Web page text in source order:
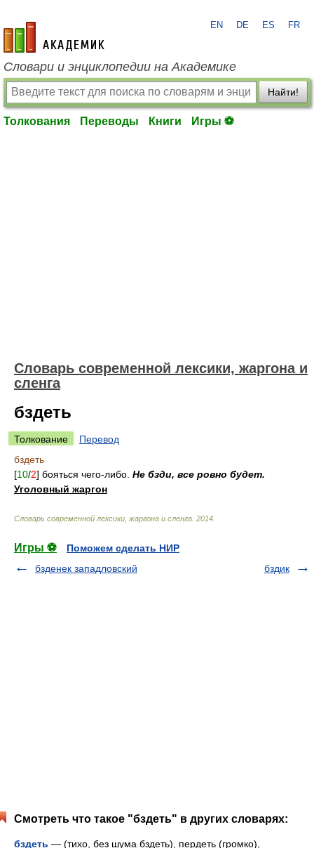
academic.ru
EN DE ES FR
Словари и энциклопедии на Академике
Найти!
Толкования Переводы Книги Игры ⚽
Cловарь современной лексики, жаргона и
сленга
бздеть
Толкование
Перевод
бздеть
[10/2] бояться чего-либо. Не бзди, все ровно будет.
Уголовный жаргон
Cловарь современной лексики, жаргона и сленга 2014
Игры ⚽
Поможем сделать НИР
бзденек западловский
бздик
Смотреть что такое "бздеть" в других словарях:
бздеть — (тихо, без шума бздеть), пердеть (громко),